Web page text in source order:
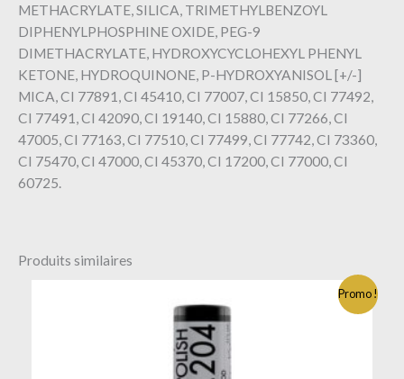
METHACRYLATE, SILICA, TRIMETHYLBENZOYL
DIPHENYLPHOSPHINE OXIDE, PEG-9
DIMETHACRYLATE, HYDROXYCYCLOHEXYL PHENYL
KETONE, HYDROQUINONE, P-HYDROXYANISOL [+/-]
MICA, CI 77891, CI 45410, CI 77007, CI 15850, CI 77492,
CI 77491, CI 42090, CI 19140, CI 15880, CI 77266, CI
47005, CI 77163, CI 77510, CI 77499, CI 77742, CI 73360,
CI 75470, CI 47000, CI 45370, CI 17200, CI 77000, CI
60725.
Produits similaires
Promo !